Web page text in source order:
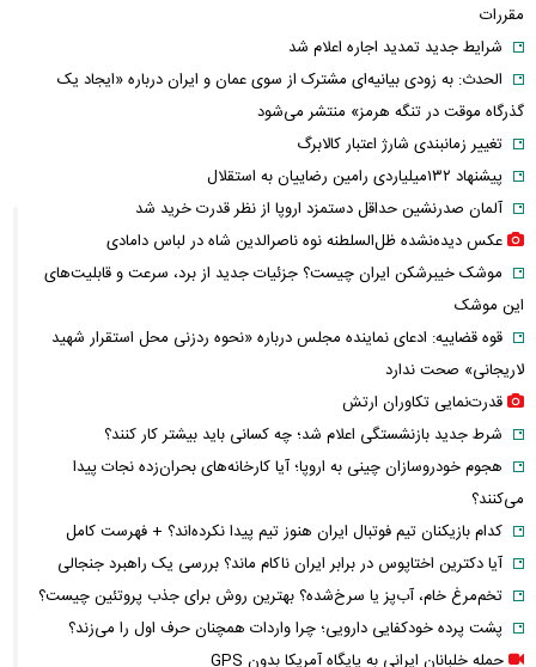
مقررات
شرایط جدید تمدید اجاره اعلام شد
الحدث: به زودی بیانیه‌ای مشترک از سوی عمان و ایران درباره «ایجاد یک
گذرگاه موقت در تنگه هرمز» منتشر می‌شود
تغییر زمانبندی‌ شارژ اعتبار کالابرگ
پیشنهاد ۱۳۲میلیاردی رامین رضاییان به استقلال
آلمان صدرنشین حداقل دستمزد اروپا از نظر قدرت خرید شد
عکس دیده‌نشده ظل‌السلطنه نوه ناصرالدین شاه در لباس دامادی
موشک خیبرشکن ایران چیست؟ جزئیات جدید از برد، سرعت و قابلیت‌های
این موشک
قوه قضاییه: ادعای نماینده مجلس درباره «نحوه ردزنی محل استقرار شهید
لاریجانی» صحت ندارد
قدرت‌نمایی تکاوران ارتش
شرط جدید بازنشستگی اعلام شد؛ چه کسانی باید بیشتر کار کنند؟
هجوم خودروسازان چینی به اروپا؛ آیا کارخانه‌های بحران‌زده نجات پیدا
می‌کنند؟
کدام بازیکنان تیم فوتبال ایران هنوز تیم پیدا نکرده‌اند؟ + فهرست کامل
آیا دکترین اختاپوس در برابر ایران ناکام ماند؟ بررسی یک راهبرد جنجالی
تخم‌مرغ خام، آب‌پز یا سرخ‌شده؟ بهترین روش برای جذب پروتئین چیست؟
پشت پرده خودکفایی دارویی؛ چرا واردات همچنان حرف اول را می‌زند؟
حمله خلبانان ایرانی به پایگاه آمریکا بدون GPS